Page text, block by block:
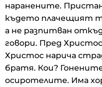
наранените.
където плачещият
а не разпитван
говори. Пред
Христос нарича
братя. Кои?
осиротелите. Има